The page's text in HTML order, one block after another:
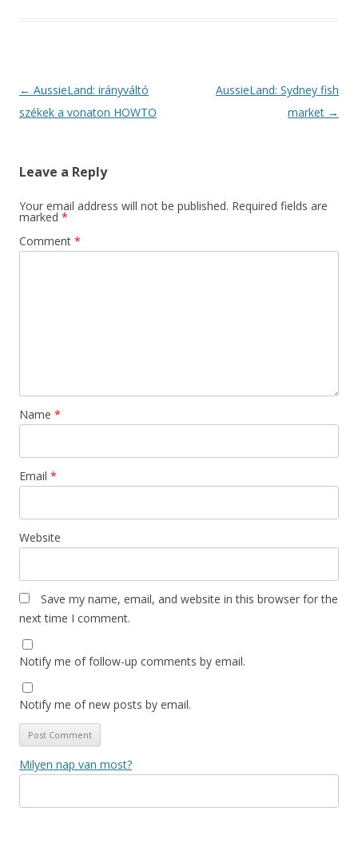
Post
navigation
← AussieLand: irányváltó
székek a vonaton HOWTO
AussieLand: Sydney fish
market →
Leave a Reply
Your email address will not be published. Required fields are
marked *
Comment *
Name *
Email *
Website
Save my name, email, and website in this browser for the
next time I comment.
Notify me of follow-up comments by email.
Notify me of new posts by email.
Milyen nap van most?